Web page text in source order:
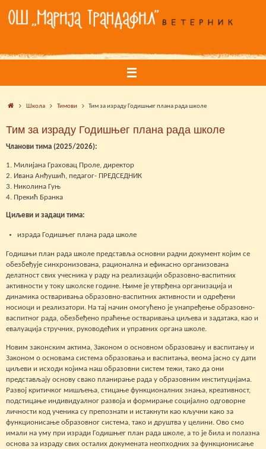
content
HomeШкола Тимови Тим за израду Годишњег плана рада школе
Тим за израду Годишњег плана рада школе
Чланови тима (2025/2026):
1. Милијана Граховац Проле, директор
2. Ивана Анђушић, педагог- ПРЕДСЕДНИК
3. Николина Гуњ
4. Прекић Бранка
Циљеви и задаци тима:
израда Годишњег плана рада школе
Годишњи план рада школе представља основни радни документ којим се
обезбеђује синхронизована, рационална и ефикасно организована
делатност свих учесника у раду на реализацији образовно-васпитних
активности у току школске године. Њиме је утврђена организација и
динамика остваривања образовно-васпитних активности и одређени
носиоци и реализатори. На тај начин омогућено је унапређење образовно-
васпитног рада, обезбеђено праћење остваривања циљева и задатака, као и
евалуација стручних, руководећих и управних органа школе.
Новим законским актима, Законом о основном образовању и васпитању и
Законом о основама система образовања и васпитања, веома јасно су дати
циљеви и исходи којима наш образовни систем тежи, тако да они
представљају основу свако планирање рада у образовним институцијама.
Развој критичког мишљења, стицање функционалних знања, креативност,
подстицање индивидуалног развоја и формирање социјално одговорне
личности код ученика су препознати и истакнути као кључни како за
функционисање образовног система, тако и друштва у целини. Ово смо
имали на уму при изради Годишњег план рада школе, а то је била и полазна
основа за израду свих осталих докумената неопходних за функционисање